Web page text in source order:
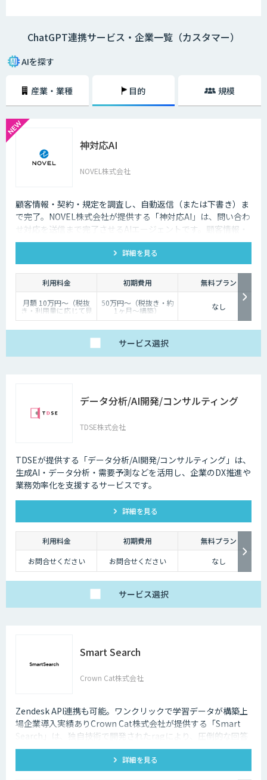
ChatGPT連携サービス・企業一覧（カスタマー）
AIを探す
産業・業種 目的 規模
神対応AI
NOVEL株式会社
顧客情報・契約・規定を調査し、自動返信（または下書き）ま
で完了。NOVEL株式会社が提供する「神対応AI」は、問い合わ
せ対応を送信まで完了させるAIエージェントです。顧客情報・
契約・規定を突き合わせて回答を数十秒で作成し、自動送信か
下書き止めかを選べます。
詳細を見る
利用料金 初期費用
無料プラン
月額 10万円〜（税抜
き・利用量に応じて見
積り）
50万円〜（税抜き・約
1ヶ月〜構築） なし
サービス選択
データ分析/AI開発/コンサルティング
TDSE株式会社
TDSEが提供する「データ分析/AI開発/コンサルティング」は、
生成AI・データ分析・需要予測などを活用し、企業のDX推進や
業務効率化を支援するサービスです。
詳細を見る
利用料金 初期費用
無料プラン
お問合せください
お問合せください なし
サービス選択
Smart Search
Crown Cat株式会社
Zendesk API連携も可能。ワンクリックで学習データが構築上
場企業導入実績ありCrown Cat株式会社が提供する「Smart
Search」は、独自技術で開発されたragにより、圧倒的な回答
精度を誇るAIチャットボットです。また回答精度が悪い時は管
理画面から簡単にご自身でチューニングができる、簡単でかつ
高精度な特徴があります。
詳細を見る